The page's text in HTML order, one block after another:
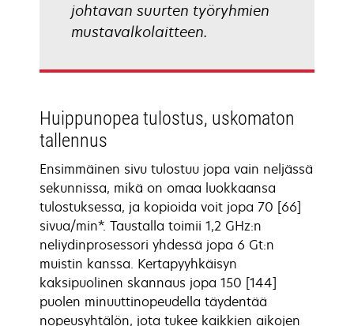
johtavan suurten työryhmien
mustavalkolaitteen.
Huippunopea tulostus, uskomaton
tallennus
Ensimmäinen sivu tulostuu jopa vain neljässä
sekunnissa, mikä on omaa luokkaansa
tulostuksessa, ja kopioida voit jopa 70 [66]
sivua/min*. Taustalla toimii 1,2 GHz:n
neliydinprosessori yhdessä jopa 6 Gt:n
muistin kanssa. Kertapyyhkäisyn
kaksipuolinen skannaus jopa 150 [144]
puolen minuuttinopeudella täydentää
nopeusyhtälön, jota tukee kaikkien aikojen